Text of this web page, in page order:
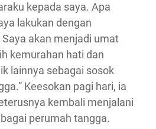
kepada saya. Apa
lakukan dengan
akan menjadi umat
kemurahan hati dan
lainnya sebagai sosok
Keesokan pagi hari, ia
kembali menjalani
perumah tangga.